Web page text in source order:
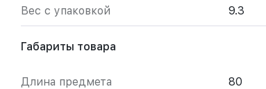
Вес с упаковкой 9.3
Габариты товара
Длина предмета 80